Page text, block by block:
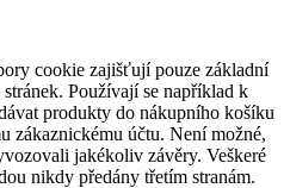
cookie zajišťují pouze základní
Používají se například k
produkty do nákupního košíku
zákaznickému účtu. Není možné,
jakékoliv závěry. Veškeré
nikdy předány třetím stranám.